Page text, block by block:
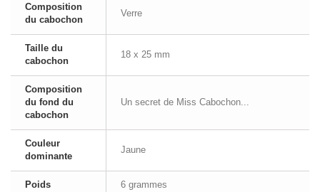
Composition
du cabochon
Verre
Taille du
cabochon
18 x 25 mm
Composition
du fond du
cabochon
Un secret de Miss Cabochon...
Couleur
dominante
Jaune
Poids 6 grammes